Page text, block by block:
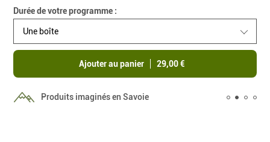
Durée de votre programme :
Une boîte
Ajouter au panier 29,00 €
Produits imaginés en Savoie